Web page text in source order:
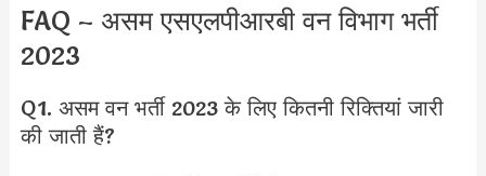
FAQ – असम एसएलपीआरबी वन विभाग भर्ती
2023
Q1. असम वन भर्ती 2023 के लिए कितनी रिक्तियां जारी
की जाती हैं?